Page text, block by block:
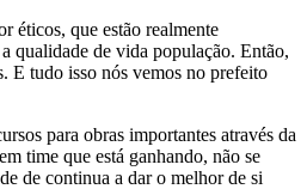
éticos, que estão realmente
qualidade de vida população. Então,
E tudo isso nós vemos no prefeito
para obras importantes através da
time que está ganhando, não se
de continua a dar o melhor de si